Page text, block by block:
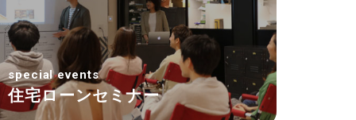
special events
住宅ローンセミナー